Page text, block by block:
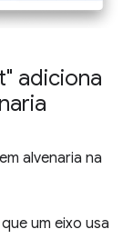
adiciona
alvenaria na
um eixo usa